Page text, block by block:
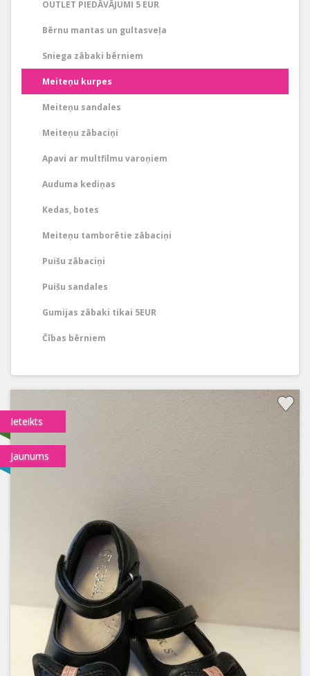
OUTLET PIEDĀVĀJUMI 5 EUR
Bērnu mantas un gultasveļa
Sniega zābaki bērniem
Meiteņu kurpes
Meiteņu sandales
Meiteņu zābaciņi
Apavi ar multfilmu varoņiem
Auduma kediņas
Kedas, botes
Meiteņu tamborētie zābaciņi
Puišu zābaciņi
Puišu sandales
Gumijas zābaki tikai 5EUR
Čības bērniem
Ieteikts
Jaunums